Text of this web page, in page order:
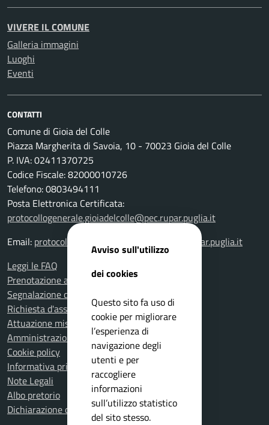
VIVERE IL COMUNE
Galleria immagini
Luoghi
Eventi
CONTATTI
Comune di Gioia del Colle
Piazza Margherita di Savoia, 10 - 70023 Gioia del Colle
P. IVA: 02411370725
Codice Fiscale: 82000010726
Telefono: 0803494111
Posta Elettronica Certificata:
protocollogenerale.gioiadelcolle@pec.rupar.puglia.it
Email: protocollogenerale.gioiadelcolle@pec.rupar.puglia.it
Leggi le FAQ
Prenotazione appuntamento
Segnalazione disservizio
Richiesta d'assistenza
Attuazione misure PNRR
Amministrazione trasparente
Cookie policy
Informativa privacy
Note Legali
Albo pretorio
Dichiarazione di accessibilità
Avviso sull'utilizzo
dei cookies
Questo sito fa uso di
cookie per migliorare
l’esperienza di
navigazione degli
utenti e per
raccogliere
informazioni
sull’utilizzo statistico
del sito stesso.